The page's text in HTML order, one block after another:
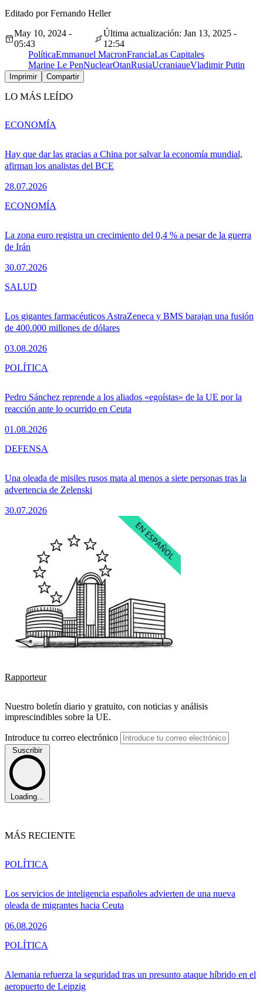
Editado por Fernando Heller
May 10, 2024 -
05:43
Última actualización: Jan 13, 2025 -
12:54
PolíticaEmmanuel MacronFranciaLas Capitales
Marine Le PenNuclearOtanRusiaUcraniaueVladimir Putin
Imprimir Compartir
LO MÁS LEÍDO
Hay que dar las gracias a China por salvar la economía mundial,
afirman los analistas del BCE
28.07.2026
ECONOMÍA
La zona euro registra un crecimiento del 0,4 % a pesar de la guerra
de Irán
30.07.2026
ECONOMÍA
Los gigantes farmacéuticos AstraZeneca y BMS barajan una fusión
de 400.000 millones de dólares
03.08.2026
SALUD
Pedro Sánchez reprende a los aliados «egoístas» de la UE por la
reacción ante lo ocurrido en Ceuta
01.08.2026
POLÍTICA
Una oleada de misiles rusos mata al menos a siete personas tras la
advertencia de Zelenski
30.07.2026
DEFENSA
Rapporteur
Nuestro boletín diario y gratuito, con noticias y análisis
imprescindibles sobre la UE.
Introduce tu correo electrónico
Suscribir
Loading...
MÁS RECIENTE
Los servicios de inteligencia españoles advierten de una nueva
oleada de migrantes hacia Ceuta
06.08.2026
POLÍTICA
Alemania refuerza la seguridad tras un presunto ataque híbrido en el
aeropuerto de Leipzig
POLÍTICA